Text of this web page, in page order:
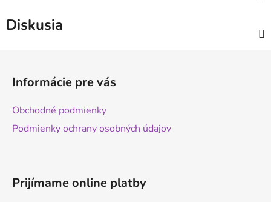
Diskusia
Informácie pre vás
Obchodné podmienky
Podmienky ochrany osobných údajov
Prijímame online platby